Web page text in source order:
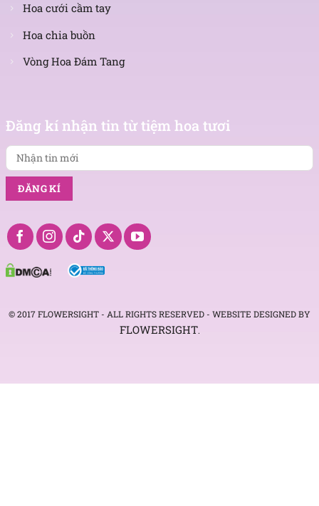
Hoa cưới cầm tay
Hoa chia buồn
Vòng Hoa Đám Tang
Đăng kí nhận tin từ tiệm hoa tươi
tin
mới
© 2017 FLOWERSIGHT - ALL RIGHTS RESERVED - WEBSITE DESIGNED BY
FLOWERSIGHT.